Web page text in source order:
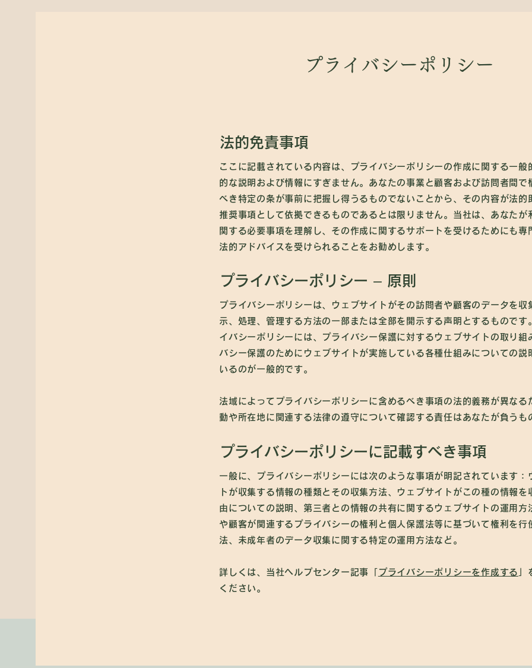
プライバシーポリシー
法的免責事項
ここに記載されている内容は、プライバシーポリシーの作成に関する一般
的な説明および情報にすぎません。あなたの事業と顧客および訪問者間で
べき特定の条が事前に把握し得うるものでないことから、その内容が法的
推奨事項として依拠できるものであるとは限りません。当社は、あなたが
関する必要事項を理解し、その作成に関するサポートを受けるためにも専
法的アドバイスを受けられることをお勧めします。
プライバシーポリシー – 原則
プライバシーポリシーは、ウェブサイトがその訪問者や顧客のデータを収
示、処理、管理する方法の一部または全部を開示する声明とするものです
イバシーポリシーには、プライバシー保護に対するウェブサイトの取り組
バシー保護のためにウェブサイトが実施している各種仕組みについての説
いるのが一般的です。
法域によってプライバシーポリシーに含めるべき事項の法的義務が異なる
動や所在地に関連する法律の遵守について確認する責任はあなたが負うも
プライバシーポリシーに記載すべき事項
一般に、プライバシーポリシーには次のような事項が明記されています：
トが収集する情報の種類とその収集方法、ウェブサイトがこの種の情報を
由についての説明、第三者との情報の共有に関するウェブサイトの運用方
や顧客が関連するプライバシーの権利と個人保護法等に基づいて権利を行
法、未成年者のデータ収集に関する特定の運用方法など。
詳しくは、当社ヘルプセンター記事「 プライバシーポリシーを作成する
ください。